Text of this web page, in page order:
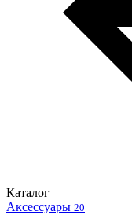
Каталог
Аксессуары 20